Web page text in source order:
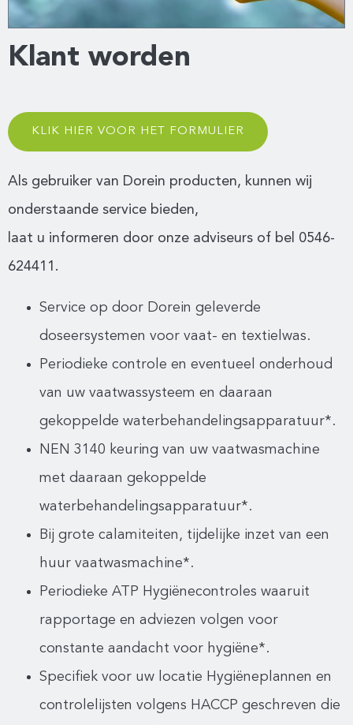
Klant worden
KLIK HIER VOOR HET FORMULIER
Als gebruiker van Dorein producten, kunnen wij
onderstaande service bieden,
laat u informeren door onze adviseurs of bel 0546-
624411.
Service op door Dorein geleverde
doseersystemen voor vaat- en textielwas.
Periodieke controle en eventueel onderhoud
van uw vaatwassysteem en daaraan
gekoppelde waterbehandelingsapparatuur*.
NEN 3140 keuring van uw vaatwasmachine
met daaraan gekoppelde
waterbehandelingsapparatuur*.
Bij grote calamiteiten, tijdelijke inzet van een
huur vaatwasmachine*.
Periodieke ATP Hygiënecontroles waaruit
rapportage en adviezen volgen voor
constante aandacht voor hygiëne*.
Specifiek voor uw locatie Hygiëneplannen en
controlelijsten volgens HACCP geschreven die